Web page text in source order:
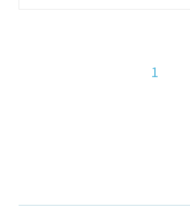
1